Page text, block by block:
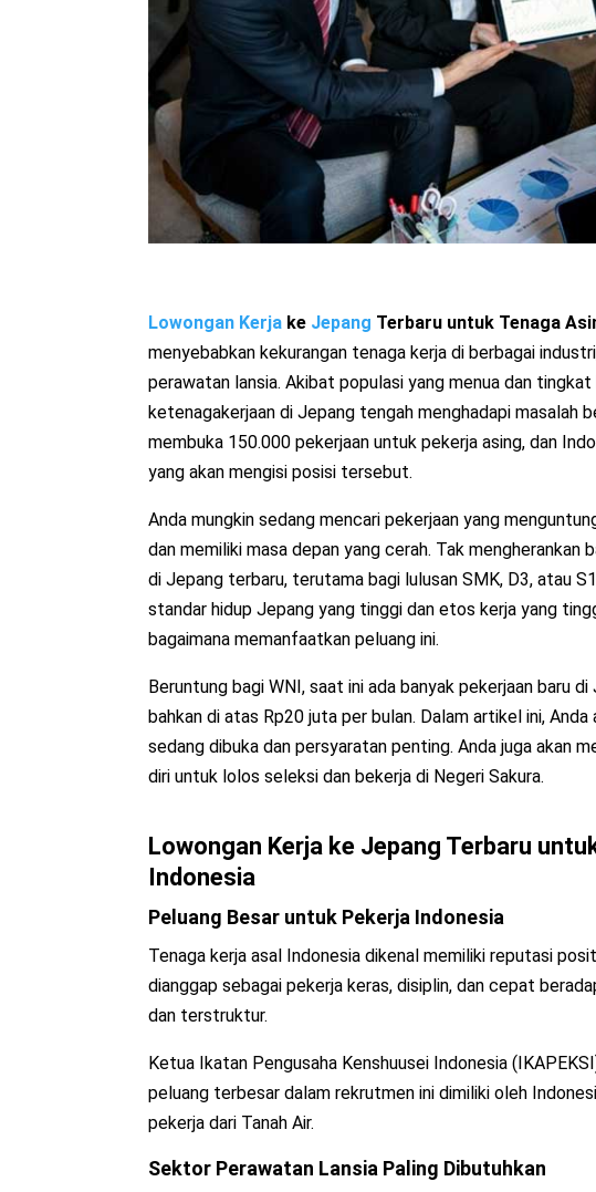
Lowongan Kerja ke Jepang Terbaru untuk Tenaga
menyebabkan kekurangan tenaga kerja di berbagai
perawatan lansia. Akibat populasi yang menua dan
ketenagakerjaan di Jepang tengah menghadapi masalah
membuka 150.000 pekerjaan untuk pekerja asing, dan
yang akan mengisi posisi tersebut.
Anda mungkin sedang mencari pekerjaan yang
dan memiliki masa depan yang cerah. Tak mengherankan
di Jepang terbaru, terutama bagi lulusan SMK, D3, atau
standar hidup Jepang yang tinggi dan etos kerja yang
bagaimana memanfaatkan peluang ini.
Beruntung bagi WNI, saat ini ada banyak pekerjaan baru
bahkan di atas Rp20 juta per bulan. Dalam artikel ini,
sedang dibuka dan persyaratan penting. Anda juga akan
diri untuk lolos seleksi dan bekerja di Negeri Sakura.
Lowongan Kerja ke Jepang Terbaru
Indonesia
Peluang Besar untuk Pekerja Indonesia
Tenaga kerja asal Indonesia dikenal memiliki reputasi
dianggap sebagai pekerja keras, disiplin, dan cepat
dan terstruktur.
Ketua Ikatan Pengusaha Kenshuusei Indonesia
peluang terbesar dalam rekrutmen ini dimiliki oleh
pekerja dari Tanah Air.
Sektor Perawatan Lansia Paling Dibutuhkan